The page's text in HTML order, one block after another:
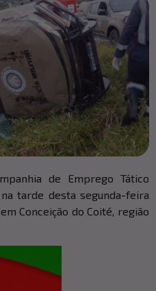
de Emprego Tático
tarde desta segunda-feira
Conceição do Coité, região